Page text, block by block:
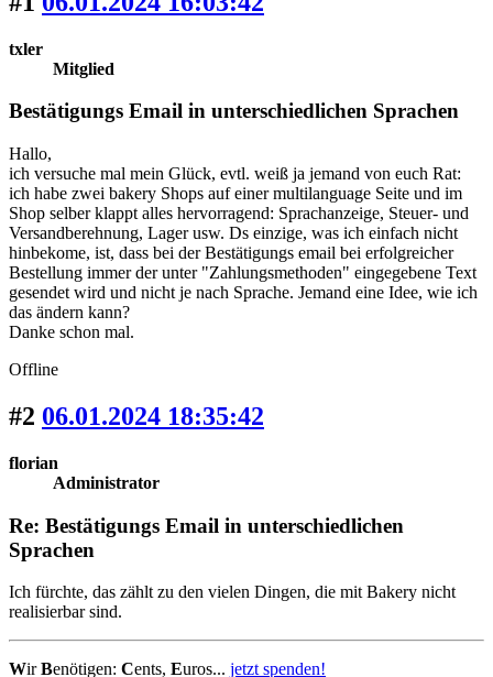
txler
Mitglied
Bestätigungs Email in unterschiedlichen Sprachen
Hallo,
ich versuche mal mein Glück, evtl. weiß ja jemand von euch Rat:
ich habe zwei bakery Shops auf einer multilanguage Seite und im
Shop selber klappt alles hervorragend: Sprachanzeige, Steuer- und
Versandberehnung, Lager usw. Ds einzige, was ich einfach nicht
hinbekome, ist, dass bei der Bestätigungs email bei erfolgreicher
Bestellung immer der unter "Zahlungsmethoden" eingegebene Text
gesendet wird und nicht je nach Sprache. Jemand eine Idee, wie ich
das ändern kann?
Danke schon mal.
Offline
#2 06.01.2024 18:35:42
florian
Administrator
Re: Bestätigungs Email in unterschiedlichen
Sprachen
Ich fürchte, das zählt zu den vielen Dingen, die mit Bakery nicht
realisierbar sind.
WirBenötigen: Cents, Euros... jetzt spenden!